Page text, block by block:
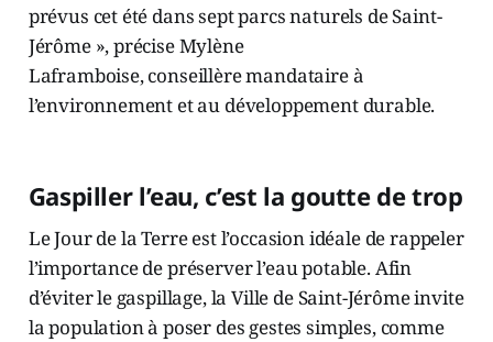
prévus cet été dans sept parcs naturels de Saint-
Jérôme », précise Mylène
Laframboise, conseillère mandataire à
l’environnement et au développement durable.
Gaspiller l’eau, c’est la goutte de trop
Le Jour de la Terre est l’occasion idéale de rappeler
l’importance de préserver l’eau potable. Afin
d’éviter le gaspillage, la Ville de Saint-Jérôme invite
la population à poser des gestes simples, comme